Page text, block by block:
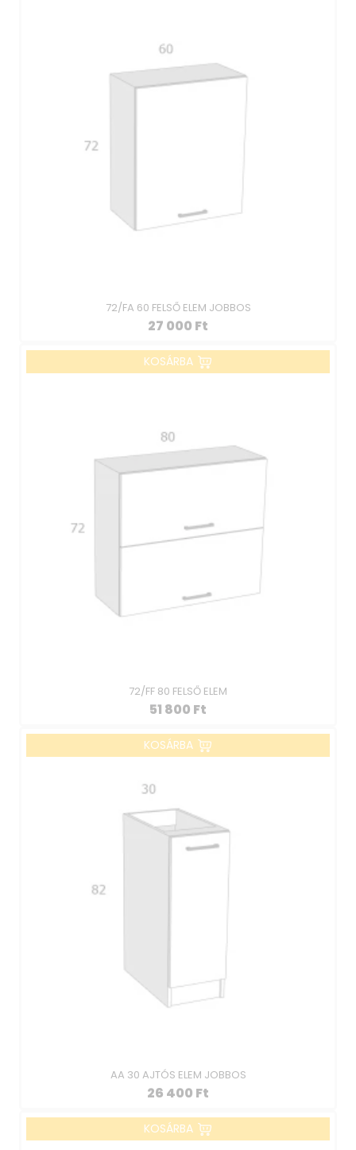
72/FA 60 FELSŐ ELEM JOBBOS
27 000 Ft
KOSÁRBA
72/FF 80 FELSŐ ELEM
51 800 Ft
KOSÁRBA
AA 30 AJTÓS ELEM JOBBOS
26 400 Ft
KOSÁRBA